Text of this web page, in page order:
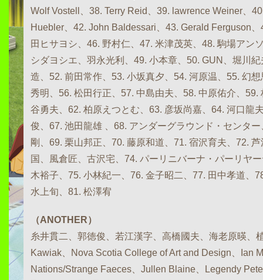
Wolf Vostell、38. Terry Reid、39. lawrence Weiner、
Huebler、42. John Baldessari、43. Gerald Ferguson
田ヒサヨシ、46. 野村仁、47. 米津茂英、48. 駒場アン
シダヨシエ、羽永光利、49. 小本章、50. GUN、堀川
造、52. 前田常作、53. 小坂真夕、54. 河原温、55. 幻
秀明、56. 松田行正、57. 中島由夫、58. 中原佑介、59.
谷勇夫、62. 柏原えつとむ、63. 彦坂尚嘉、64. 河口龍
俊、67. 池田龍雄 、68. アンダーグラウンド・センタ
剛、69. 栗山邦正、70. 藤原和道、71. 宿沢育夫、72.
国、風倉匠、古沢宅、74. パーリニバーナ・パーリヤ
木裕子、75. 小林紀一、76. 金子昭二、77. 田中孝道、
水上旬、81. 松澤宥
（ANOTHER）
糸井貫二、郭徳俊、若江漢字、高橋國夫、海老原暎、
Kawiak、Nova Scotia College of Art and Design、Ian
Nations/Strange Faeces、Jullen Blaine、Legendy